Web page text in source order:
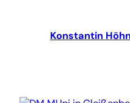
Konstantin